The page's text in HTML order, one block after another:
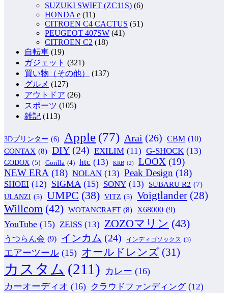
SUZUKI SWIFT (ZC11S) (6)
HONDA e (11)
CITROEN C4 CACTUS (51)
PEUGEOT 407SW (41)
CITROEN C2 (18)
自転車 (19)
ガジェット (321)
買い物（その他）
(137)
グルメ (127)
アウトドア (26)
スポーツ (105)
雑記 (113)
3Dプリンター (6) Apple (77) Arai (26) CBM (10)
CONTAX (8) DIY (24) EXILIM (11) G-SHOCK (13)
GODOX (5) Gorilla (4) htc (13) KRB (2) LOOX (19)
NEW ERA (18) NOLAN (13) Peak Design (18)
SHOEI (12) SIGMA (15) SONY (13) SUBARU R2 (7)
ULANZI (5) UMPC (38) VITZ (5) Voigtlander (28)
Willcom (42) WOTANCRAFT (8) X68000 (9)
YouTube (15) ZEISS (13) ZOZOマリン (43)
うつらん会 (9) インカム (24) インディゴソックス (3)
エアーツール (15) オールドレンズ (31)
カスタム (211) カレー (16)
カーオーディオ (16) クラウドファンディング (12)